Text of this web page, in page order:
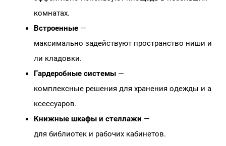
комнатах.
Встроенные—
максимально задействуют пространство ниши и
ли кладовки.
Гардеробные системы—
комплексные решения для хранения одежды и а
ксессуаров.
Книжные шкафы и стеллажи —
для библиотек и рабочих кабинетов.